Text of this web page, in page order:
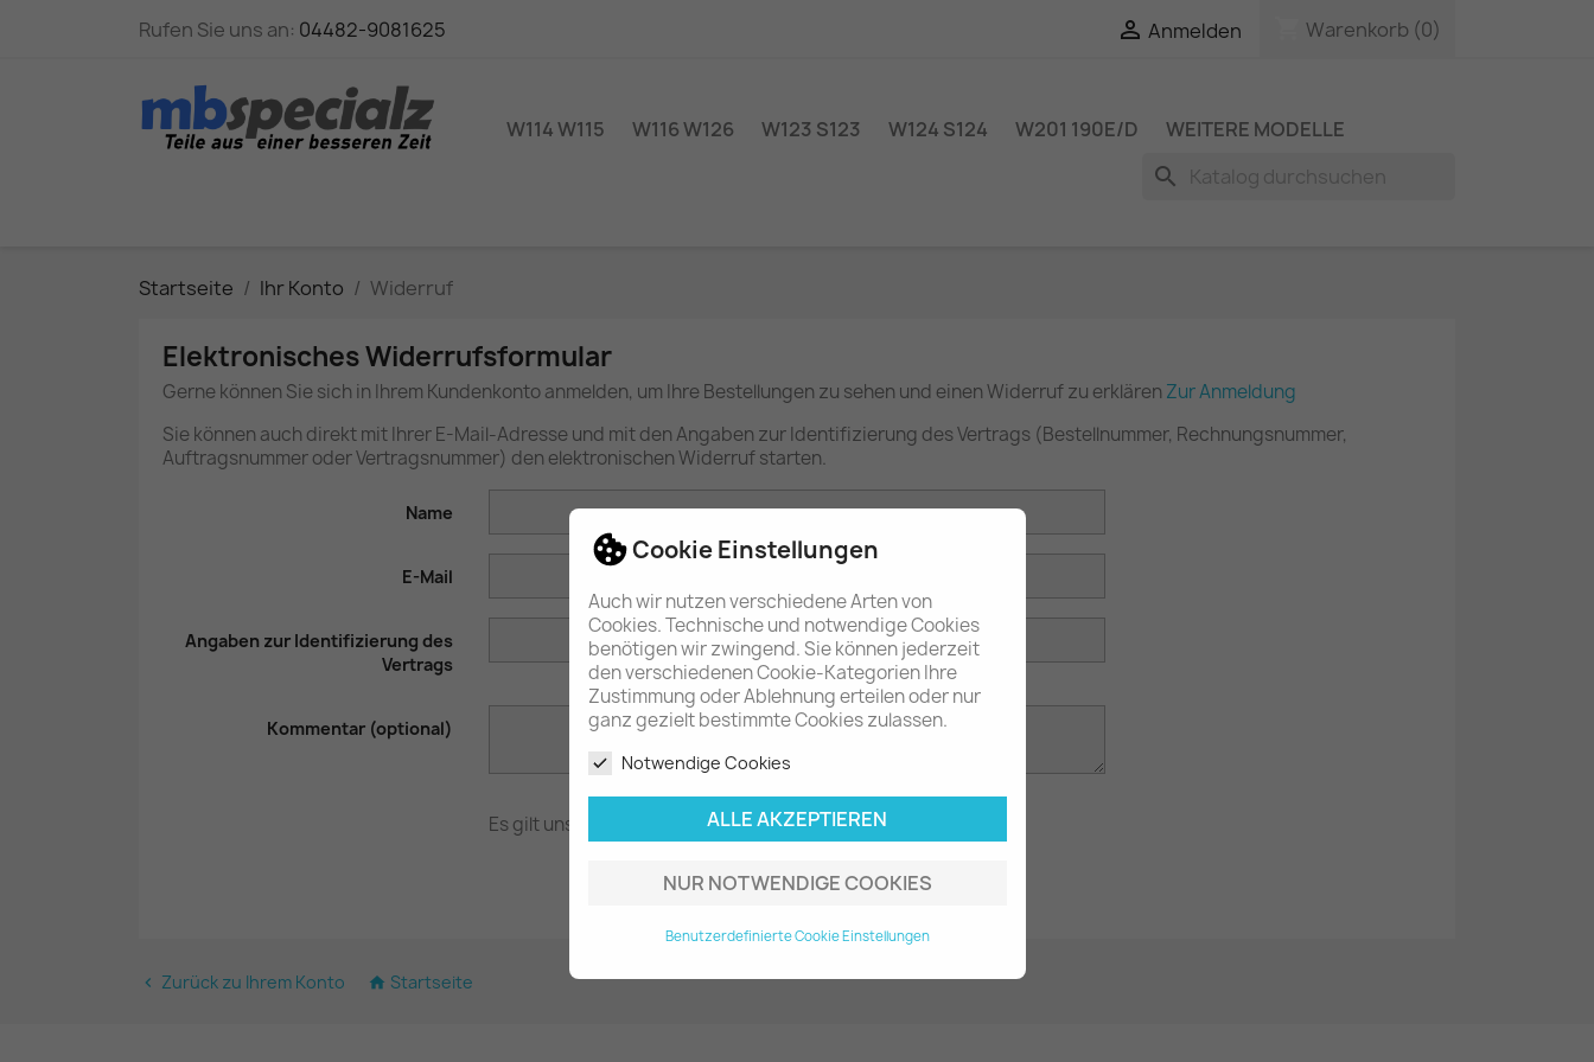
Cookie Einstellungen
Auch wir nutzen verschiedene Arten von
Cookies. Technische und notwendige Cookies
benötigen wir zwingend. Sie können jederzeit
den verschiedenen Cookie-Kategorien Ihre
Zustimmung oder Ablehnung erteilen oder nur
ganz gezielt bestimmte Cookies zulassen.
Notwendige Cookies
ALLE AKZEPTIEREN
NUR NOTWENDIGE COOKIES
Benutzerdefinierte Cookie Einstellungen
Rufen Sie uns an: 04482-9081625  Anmelden Warenkorb (0)
W114 W115 W116 W126 W123 S123 W124 S124 W201 190E/D WEITERE MODELLE
search
Startseite Ihr Konto Widerruf
Elektronisches Widerrufsformular
Gerne können Sie sich in Ihrem Kundenkonto anmelden, um Ihre Bestellungen zu sehen und einen Widerruf zu erklären Zur Anmeldung
Sie können auch direkt mit Ihrer E-Mail-Adresse und mit den Angaben zur Identifizierung des Vertrags (Bestellnummer, Rechnungsnummer,
Auftragsnummer oder Vertragsnummer) den elektronischen Widerruf starten.
Name
E-Mail
Angaben zur Identifizierung des
Vertrags
Kommentar (optional)
Es gilt unsere Datenschutzerklärung.
WIDERRUF BESTÄTIGEN
 Zurück zu Ihrem Konto  Startseite